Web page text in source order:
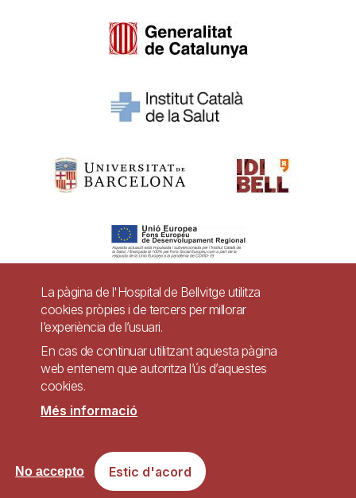
Pie
página
Contacte
Accessibilitat Avís legal Ajuda
Lloc web accessible de conformitat amb el Reial Decret 1112/2018, de 7 de
setembre, sobre accessibilitat dels llocs web i aplicacions per a dispositius
mòbils del sector públic.
La pàgina de l'Hospital de Bellvitge utilitza
cookies pròpies i de tercers per millorar
l’experiència de l’usuari.
En cas de continuar utilitzant aquesta pàgina
web entenem que autoritza l’ús d’aquestes
cookies.
Més informació
Estic d'acord
No accepto